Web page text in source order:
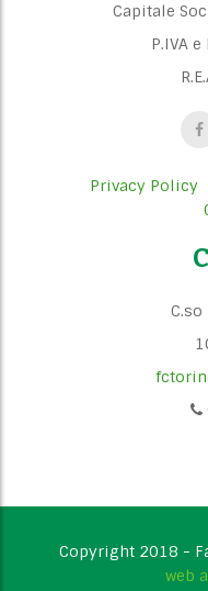
Capitale
P.IVA
Privacy Policy
Copyright 2018 -
web